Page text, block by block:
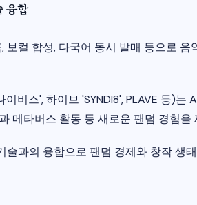
융합
보컬 합성, 다국어 동시 발매 등으로 음
비스', 하이브 'SYNDI8', PLAVE 등)는
메타버스 활동 등 새로운 팬덤 경험을
술과의 융합으로 팬덤 경제와 창작 생